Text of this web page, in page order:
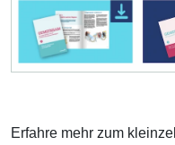
Erfahre mehr zum